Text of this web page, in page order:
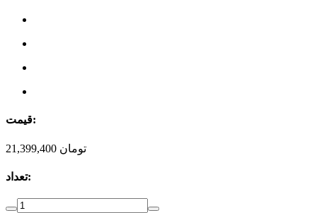
قیمت:
21,399,400 تومان
تعداد: